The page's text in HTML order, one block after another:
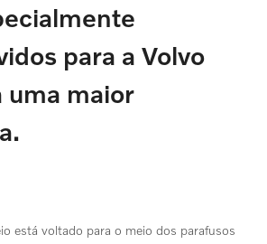
para a Volvo
uma maior
está voltado para o meio dos parafusos